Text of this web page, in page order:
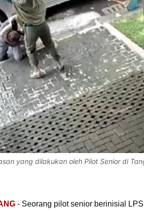
yang dilakukan oleh Pilot Senior di
- Seorang pilot senior berinisial